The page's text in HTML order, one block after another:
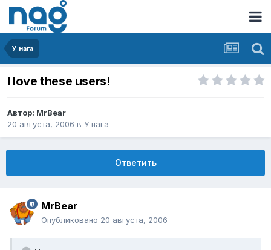
У нага
I love these users!
Автор: MrBear
20 августа, 2006 в У нага
Ответить
MrBear
Опубликовано 20 августа, 2006